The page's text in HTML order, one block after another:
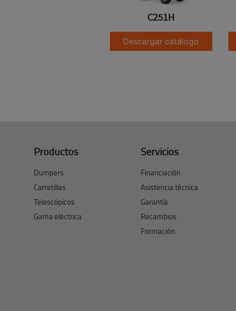
C251H
Descargar catálogo
Productos
Dumpers
Carretillas
Telescópicos
Gama eléctrica
Servicios
Financiación
Asistencia técnica
Garantía
Recambios
Formación